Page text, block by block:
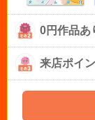
0円作品あ
来店ポイ